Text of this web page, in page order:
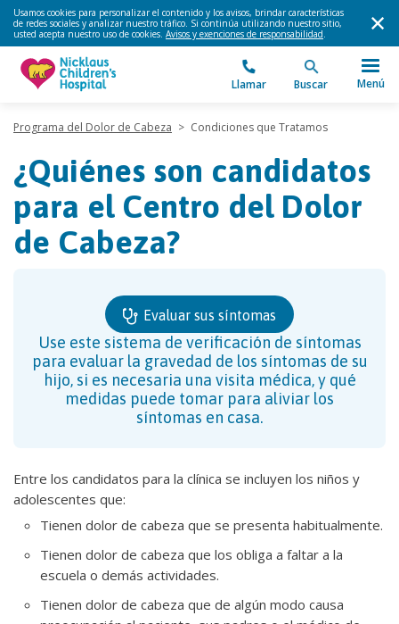
Usamos cookies para personalizar el contenido y los avisos, brindar características
de redes sociales y analizar nuestro tráfico. Si continúa utilizando nuestro sitio,
usted acepta nuestro uso de cookies. Avisos y exenciones de responsabilidad.
Llamar Buscar Menú
Programa del Dolor de Cabeza > Condiciones que Tratamos
¿Quiénes son candidatos
para el Centro del Dolor
de Cabeza?
Evaluar sus síntomas
Use este sistema de verificación de síntomas
para evaluar la gravedad de los síntomas de su
hijo, si es necesaria una visita médica, y qué
medidas puede tomar para aliviar los
síntomas en casa.
Entre los candidatos para la clínica se incluyen los niños y
adolescentes que:
Tienen dolor de cabeza que se presenta habitualmente.
Tienen dolor de cabeza que los obliga a faltar a la
escuela o demás actividades.
Tienen dolor de cabeza que de algún modo causa